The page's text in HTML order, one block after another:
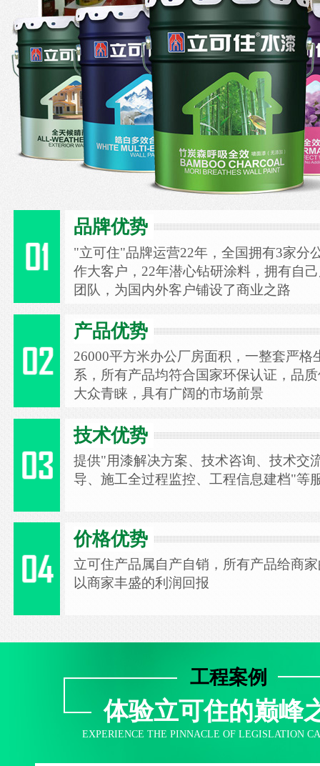
品牌优势
"立可住"品牌运营22年，全国拥有3家分
作大客户，22年潜心钻研涂料，拥有自
团队，为国内外客户铺设了商业之路
产品优势
26000平方米办公厂房面积，一整套严格
系，所有产品均符合国家环保认证，品
大众青睐，具有广阔的市场前景
技术优势
提供"用漆解决方案、技术咨询、技术交
导、施工全过程监控、工程信息建档"等
价格优势
立可住产品属自产自销，所有产品给商
以商家丰盛的利润回报
工程案例
体验立可住的巅峰
EXPERIENCE THE PINNACLE OF LEGISLATION